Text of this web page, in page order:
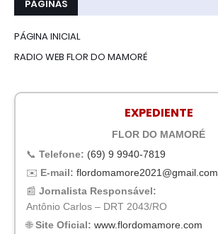
PÁGINAS
PÁGINA INICIAL
RADIO WEB FLOR DO MAMORÉ
EXPEDIENTE
FLOR DO MAMORÉ
📞 Telefone: (69) 9 9940-7819
✉️ E-mail: flordomamore2021@gmail.com
📰 Jornalista Responsável:
Antônio Carlos – DRT 2043/RO
🌐Site Oficial: www.flordomamore.com